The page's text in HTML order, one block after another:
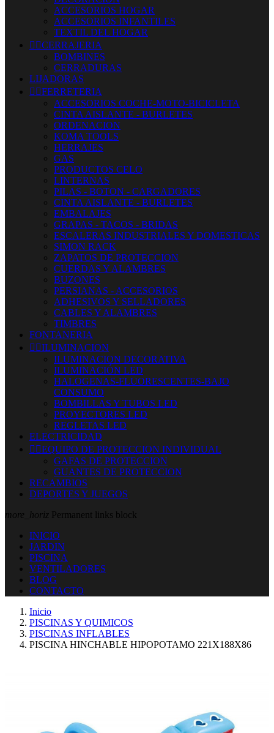
ACCESORIOS HOGAR
ACCESORIOS INFANTILES
TEXTIL DEL HOGAR
 CERRAJERIA
BOMBINES
CERRADURAS
LIJADORAS
 FERRETERIA
ACCESORIOS COCHE-MOTO-BICICLETA
CINTA AISLANTE - BURLETES
ORDENACION
KOMA TOOLS
HERRAJES
GAS
PRODUCTOS CELO
LINTERNAS
PILAS - BOTON - CARGADORES
CINTA AISLANTE - BURLETES
EMBALAJES
GRAPAS - TACOS - BRIDAS
ESCALERAS INDUSTRIALES Y DOMESTICAS
SIMON RACK
ZAPATOS DE PROTECCION
CUERDAS Y ALAMBRES
BUZONES
PERSIANAS - ACCESORIOS
ADHESIVOS Y SELLADORES
CABLES Y ALAMBRES
TIMBRES
FONTANERIA
 ILUMINACION
ILUMINACION DECORATIVA
ILUMINACIÓN LED
HALOGENAS-FLUORESCENTES-BAJO
CONSUMO
BOMBILLAS Y TUBOS LED
PROYECTORES LED
REGLETAS LED
ELECTRICIDAD
 EQUIPO DE PROTECCION INDIVIDUAL
GAFAS DE PROTECCION
GUANTES DE PROTECCION
RECAMBIOS
DEPORTES Y JUEGOS
more_horiz Permanent links block
INICIO
JARDIN
PISCINA
VENTILADORES
BLOG
CONTACTO
Inicio
PISCINAS Y QUIMICOS
PISCINAS INFLABLES
PISCINA HINCHABLE HIPOPOTAMO 221X188X86